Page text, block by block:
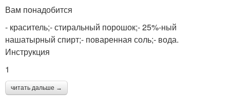
Вам понадобится
- краситель;- стиральный порошок;- 25%-ный
нашатырный спирт;- поваренная соль;- вода.
Инструкция
1
читать дальше →